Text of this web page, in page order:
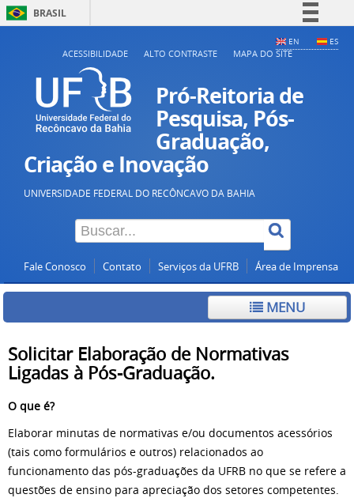
BRASIL
Simplifique!
Participe
Acesso à informação
Legislação
Canais
EN ES
ACESSIBILIDADE ALTO CONTRASTE MAPA DO SITE
Pró-Reitoria de
Pesquisa, Pós-
Graduação,
Criação e Inovação
UNIVERSIDADE FEDERAL DO RECÔNCAVO DA BAHIA
Fale Conosco Contato Serviços da UFRB Área de Imprensa
MENU
Solicitar Elaboração de Normativas
Ligadas à Pós-Graduação.
O que é?
Elaborar minutas de normativas e/ou documentos acessórios
(tais como formulários e outros) relacionados ao
funcionamento das pós-graduações da UFRB no que se refere a
questões de ensino para apreciação dos setores competentes.